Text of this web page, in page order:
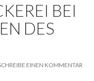
BEI
DES
EINEN KOMMENTAR